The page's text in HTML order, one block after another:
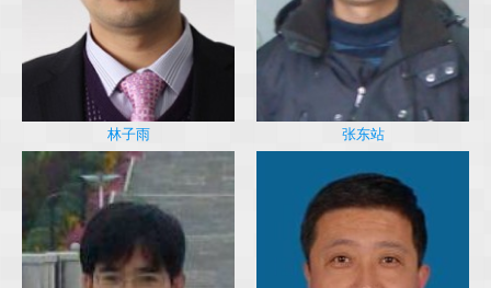
林子雨 张东站